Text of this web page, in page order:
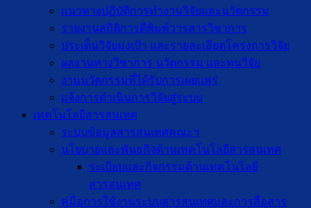
แนวทางปฏิบัติการทำงานวิจัยและนวัตกรรม
รายงานสถิติการตีพิมพ์วารสารวิชาการ
ประเด็นวิจัยมุ่งเป้า และรายละเอียดโครงการวิจัย
ผลงานทางวิชาการ นวัตกรรม และทุนวิจัย
งานนวัตกรรมที่ได้รับการเผยแพร่
แจ้งการดำเนินการวิจัยสู่ระบบ
เทคโนโลยีสารสนเทศ
ระบบข้อมูลสารสนเทศคณะฯ
นโยบายและพันธกิจด้านเทคโนโลยีสารสนเทศ
ระเบียบและกิจกรรมด้านเทคโนโลยี
สารสนเทศ
คู่มือการใช้งานระบบสารสนเทศและการสื่อสาร